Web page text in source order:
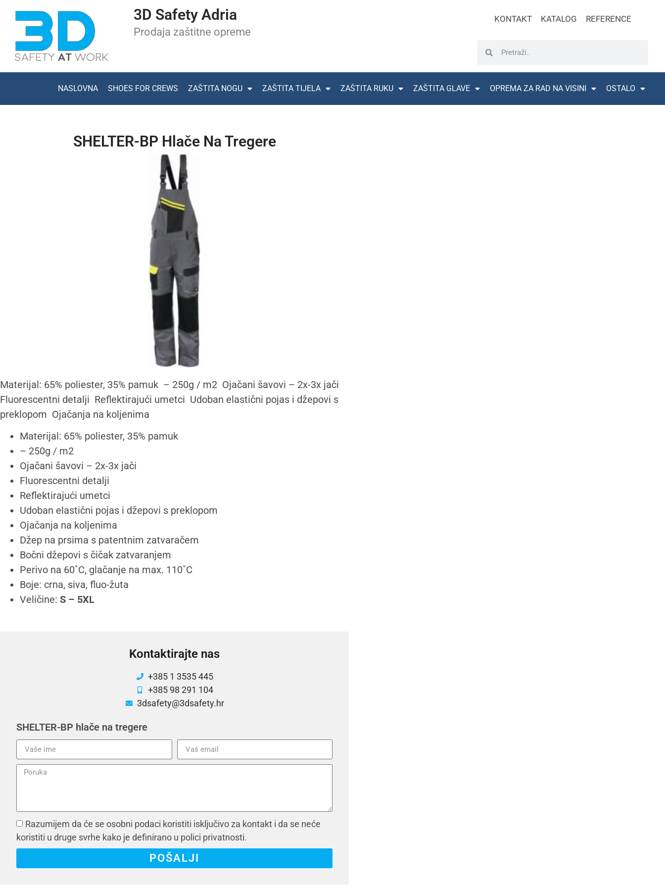
3D Safety Adria
Prodaja zaštitne opreme
KONTAKT KATALOG REFERENCE
NASLOVNA SHOES FOR CREWS ZAŠTITA NOGU ZAŠTITA TIJELA ZAŠTITA RUKU ZAŠTITA GLAVE OPREMA ZA RAD NA VISINI OSTALO
SHELTER-BP Hlače Na Tregere
Materijal: 65% poliester, 35% pamuk – 250g / m2 Ojačani šavovi – 2x-3x jači
Fluorescentni detalji Reflektirajući umetci Udoban elastični pojas i džepovi s
preklopom Ojačanja na koljenima
Materijal: 65% poliester, 35% pamuk
– 250g / m2
Ojačani šavovi – 2x-3x jači
Fluorescentni detalji
Reflektirajući umetci
Udoban elastični pojas i džepovi s preklopom
Ojačanja na koljenima
Džep na prsima s patentnim zatvaračem
Bočni džepovi s čičak zatvaranjem
Perivo na 60˚C, glačanje na max. 110˚C
Boje: crna, siva, fluo-žuta
Veličine: S – 5XL
Kontaktirajte nas
+385 1 3535 445
+385 98 291 104
3dsafety@3dsafety.hr
SHELTER-BP hlače na tregere
Razumijem da će se osobni podaci koristiti isključivo za kontakt i da se neće
koristiti u druge svrhe kako je definirano u polici privatnosti.
POŠALJI